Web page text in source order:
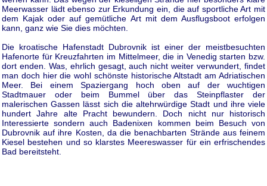
Meerwasser lädt ebenso zur Erkundung ein, die auf sportliche Art mit
dem Kajak oder auf gemütliche Art mit dem Ausflugsboot erfolgen
kann, ganz wie Sie dies möchten.
Die kroatische Hafenstadt Dubrovnik ist einer der meistbesuchten
Hafenorte für Kreuzfahrten im Mittelmeer, die in Venedig starten bzw.
dort enden. Was, ehrlich gesagt, auch nicht weiter verwundert, findet
man doch hier die wohl schönste historische Altstadt am Adriatischen
Meer. Bei einem Spaziergang hoch oben auf der wuchtigen
Stadtmauer oder beim Bummel über das Steinpflaster der
malerischen Gassen lässt sich die altehrwürdige Stadt und ihre viele
hundert Jahre alte Pracht bewundern. Doch nicht nur historisch
Interessierte sondern auch Badenixen kommen beim Besuch von
Dubrovnik auf ihre Kosten, da die benachbarten Strände aus feinem
Kiesel bestehen und so klarstes Meereswasser für ein erfrischendes
Bad bereitsteht.